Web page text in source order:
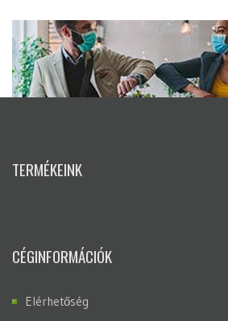
TERMÉKEINK
CÉGINFORMÁCIÓK
Elérhetőség